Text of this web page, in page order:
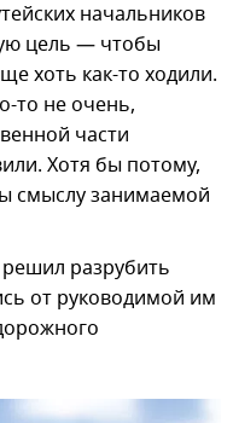
начальников
цель — чтобы
хоть как-то ходили.
то не очень,
части
Хотя бы потому,
смыслу занимаемой
разрубить
от руководимой им